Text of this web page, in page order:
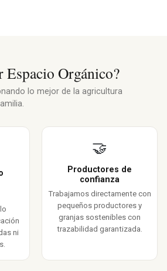
Espacio Orgánico?
lo mejor de la agricultura
ni
🤝
Productores de
confianza
Trabajamos directamente con
pequeños productores y
granjas sostenibles con
trazabilidad garantizada.